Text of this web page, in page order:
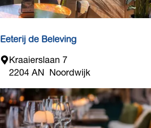
Eeterij de Beleving
E
e
r
i
Kraaierslaan 7
2204 AN Noordwijk